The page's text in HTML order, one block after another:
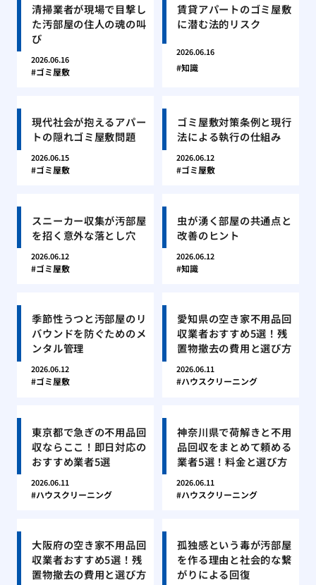
清掃業者が現場で目撃し
た汚部屋の住人の魂の叫
び
2026.06.16
ゴミ屋敷
賃貸アパートのゴミ屋敷
に潜む法的リスク
2026.06.16
知識
現代社会が抱えるアパー
トの隠れゴミ屋敷問題
2026.06.15
ゴミ屋敷
ゴミ屋敷対策条例と現行
法による執行の仕組み
2026.06.12
ゴミ屋敷
スニーカー収集が汚部屋
を招く意外な落とし穴
2026.06.12
ゴミ屋敷
虫が湧く部屋の共通点と
改善のヒント
2026.06.12
知識
季節性うつと汚部屋のリ
バウンドを防ぐためのメ
ンタル管理
2026.06.12
ゴミ屋敷
愛知県の空き家不用品回
収業者おすすめ5選！残
置物撤去の費用と選び方
2026.06.11
ハウスクリーニング
東京都で急ぎの不用品回
収ならここ！即日対応の
おすすめ業者5選
2026.06.11
ハウスクリーニング
神奈川県で荷解きと不用
品回収をまとめて頼める
業者5選！料金と選び方
2026.06.11
ハウスクリーニング
大阪府の空き家不用品回
収業者おすすめ5選！残
置物撤去の費用と選び方
孤独感という毒が汚部屋
を作る理由と社会的な繋
がりによる回復